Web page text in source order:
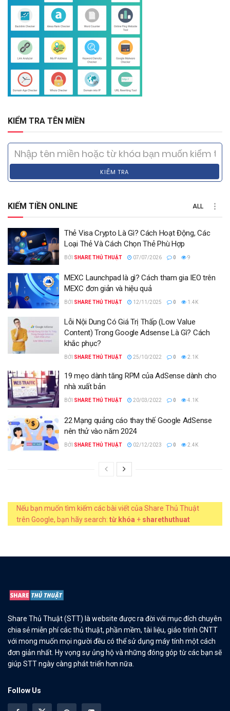
KIỂM TRA TÊN MIỀN
KIỂM TRA
KIẾM TIỀN ONLINE ALL
Thẻ Visa Crypto Là Gì? Cách Hoạt Động, Các
Loại Thẻ Và Cách Chọn Thẻ Phù Hợp
BỞI SHARE THỦ THUẬT 07/07/2026 0 9
MEXC Launchpad là gì? Cách tham gia IEO trên
MEXC đơn giản và hiệu quả
BỞI SHARE THỦ THUẬT 12/11/2025 0 1.4K
Lỗi Nội Dung Có Giá Trị Thấp (Low Value
Content) Trong Google Adsense Là Gì? Cách
khắc phục?
BỞI SHARE THỦ THUẬT 25/10/2022 0 2.1K
19 mẹo dành tăng RPM của AdSense dành cho
nhà xuất bản
BỞI SHARE THỦ THUẬT 20/03/2022 0 4.1K
22 Mạng quảng cáo thay thế Google AdSense
nên thử vào năm 2024
BỞI SHARE THỦ THUẬT 02/12/2023 0 2.4K
Nếu bạn muốn tìm kiếm các bài viết của Share Thủ Thuật
trên Google, bạn hãy search: từ khóa + sharethuthuat
Share Thủ Thuật (STT) là website được ra đời với mục đích chuyên
chia sẻ miễn phí các thủ thuật, phần mềm, tài liệu, giáo trình CNTT
với mong muốn mọi người đều có thể sử dụng máy tính một cách
đơn giản nhất. Hy vọng sự ủng hộ và những đóng góp từ các bạn sẽ
giúp STT ngày càng phát triển hơn nữa.
Follow Us